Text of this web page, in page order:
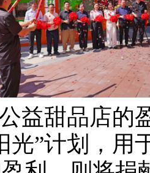
益甜品店的
光”计划，用